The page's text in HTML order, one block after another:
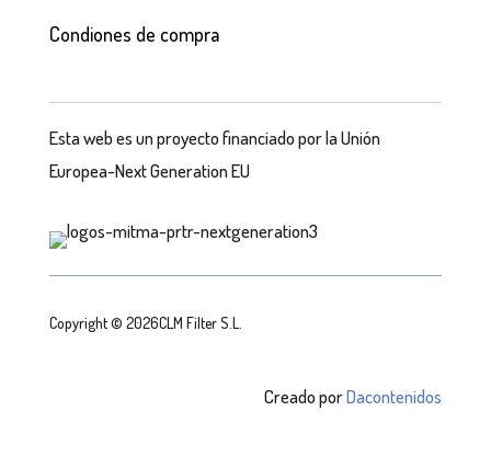
Condiones de compra
Esta web es un proyecto financiado por la Unión
Europea-Next Generation EU
Copyright © 2026CLM Filter S.L.
Creado porDacontenidos